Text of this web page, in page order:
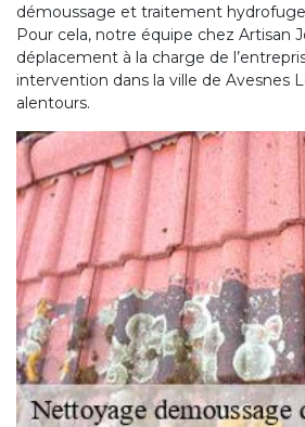
démoussage et traitement
Pour cela, notre équipe chez Artisan
déplacement à la charge de
intervention dans la ville de Avesnes
alentours.